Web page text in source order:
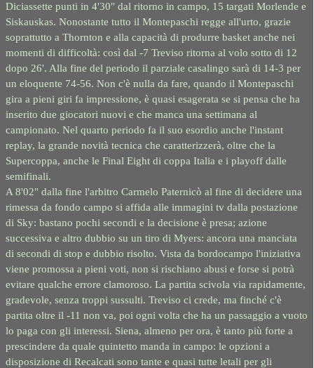
Diciassette punti in 4'30" dal ritorno in campo, 15 targati Morlende e
Siskauskas. Nonostante tutto il Montepaschi regge all'urto, grazie
soprattutto a Thornton e alla capacità di produrre basket anche nei
momenti di difficoltà: così dal -7 Treviso ritorna al volo sotto di 12
dopo 26'. Alla fine del periodo il parziale casalingo sarà di 14-3 per
un eloquente 74-56. Non c'è nulla da fare, quando il Montepaschi
gira a pieni giri fa impressione, è quasi esagerata se si pensa che ha
inserito due giocatori nuovi e che manca una settimana al
campionato. Nel quarto periodo fa il suo esordio anche l'instant
replay, la grande novità tecnica che caratterizzerà, oltre che la
Supercoppa, anche le Final Eight di coppa Italia e i playoff dalle
semifinali.
A 8'02" dalla fine l'arbitro Carmelo Paternicò al fine di decidere una
rimessa da fondo campo si affida alle immagini tv dalla postazione
di Sky: bastano pochi secondi e la decisione è presa; azione
successiva e altro dubbio su un tiro di Myers: ancora una manciata
di secondi di stop e dubbio risolto. Vista da bordocampo l'iniziativa
viene promossa a pieni voti, non si rischiano abusi e forse si potrà
evitare qualche errore clamoroso. La partita scivola via rapidamente,
gradevole, senza troppi sussulti. Treviso ci crede, ma finché c'è
partita oltre il -11 non va, poi ogni volta che ha un passaggio a vuoto
lo paga con gli interessi. Siena, almeno per ora, è tanto più forte a
prescindere da quale quintetto manda in campo: le opzioni a
disposizione di Recalcati sono tante e quasi tutte letali per gli